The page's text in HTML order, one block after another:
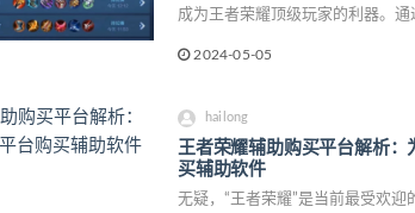
成为王者荣耀顶级玩家的利器。通
趣。本文将详细介绍王者荣耀自
2024-05-05
hailong
王者荣耀辅助购买平台解析：
买辅助软件
无疑，“王者荣耀”是当前最受欢迎